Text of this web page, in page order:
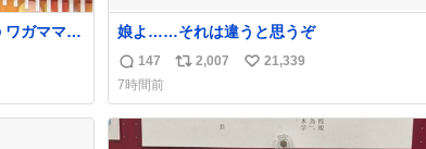
ほしい」
娘よ……それは違うと思うぞ
返
信
数
147
リ
ス
2,007
い
ね
21,339
7時間前